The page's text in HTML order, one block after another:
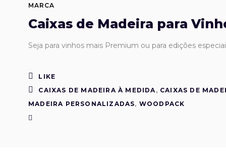
MARCA
Caixas de Madeira para
Seja para vinhos mais Premium ou para edições
LIKE
CAIXAS DE MADEIRA À MEDIDA , CAIXAS DE
MADEIRA PERSONALIZADAS, WOODPACK